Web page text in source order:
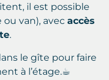
il est possible
ou van), avec accès
.
le gîte pour faire
à l’étage.☕︎